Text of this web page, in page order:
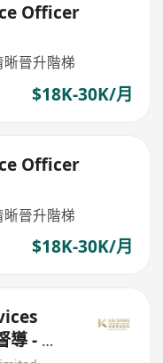
Officer
晉升階梯
$18K-30K/月
Officer
晉升階梯
$18K-30K/月
- 中